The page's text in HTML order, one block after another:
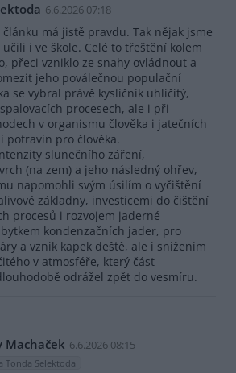
6.6.2026 07:18
má jistě pravdu. Tak nějak jsme
učili i ve škole. Celé to třeštění kolem
přeci vzniklo ze snahy ovládnout a
jeho poválečnou populační
se vybral právě kysličník uhličitý,
procesech, ale i při
v organismu člověka i jatečních
potravin pro člověka.
slunečního záření,
(na zem) a jeho následný ohřev,
napomohli svým úsilím o vyčištění
základny, investicemi do čištění
procesů i rozvojem jaderné
kondenzačních jader, pro
a vznik kapek deště, ale i snížením
v atmosféře, který část
odrážel zpět do vesmíru.
Machaček 6.6.2026 08:15
Tonda Selektoda